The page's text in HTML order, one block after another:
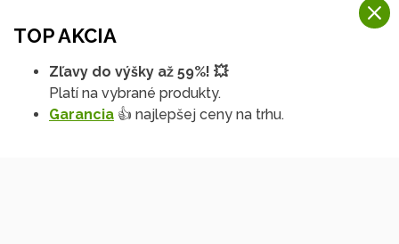
Novinky
TOP AKCIA
Zľavy do výšky až 59%! 💥
Platí na vybrané produkty.
Garancia 👍 najlepšej ceny na trhu.
Viac informácií
Na našich webových stránkach používame niekoľko kategórií
Rozumiem